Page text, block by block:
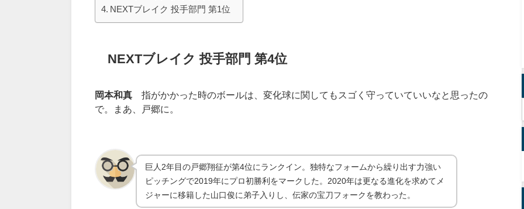
NEXTブレイク 投手部門 第1位
NEXTブレイク投手部門第4位
岡本和真 指がかかった時のボールは、変化球に関してもスゴく守っていていいなと思ったの
で。まあ、戸郷に。
巨人2年目の戸郷翔征が第4位にランクイン。独特なフォームから繰り出す力強い
ピッチングで2019年にプロ初勝利をマークした。2020年は更なる進化を求めてメ
ジャーに移籍した山口俊に弟子入りし、伝家の宝刀フォークを教わった。